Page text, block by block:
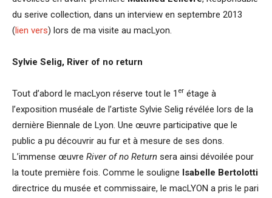
du serive collection, dans un interview en septembre 2013
(lien vers) lors de ma visite au macLyon.
Sylvie Selig, River of no return
Tout d’abord le macLyon réserve tout le 1 er étage à
l’exposition muséale de l’artiste Sylvie Selig révélée lors de la
dernière Biennale de Lyon. Une œuvre participative que le
public a pu découvrir au fur et à mesure de ses dons.
L’immense œuvre River of no Return sera ainsi dévoilée pour
la toute première fois. Comme le souligne Isabelle Bertolotti
directrice du musée et commissaire, le macLYON a pris le pari